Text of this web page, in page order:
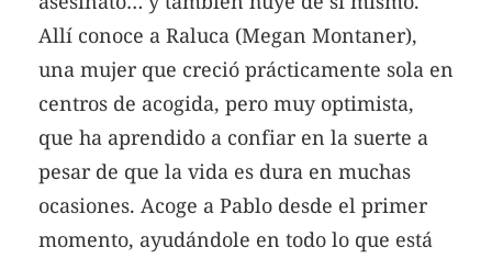
Allí conoce a Raluca (Megan Montaner),
una mujer que creció prácticamente sola en
centros de acogida, pero muy optimista,
que ha aprendido a confiar en la suerte a
pesar de que la vida es dura en muchas
ocasiones. Acoge a Pablo desde el primer
momento, ayudándole en todo lo que está